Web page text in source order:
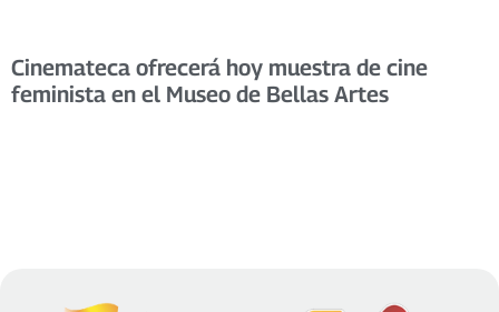
Cinemateca ofrecerá hoy muestra de cine
feminista en el Museo de Bellas Artes